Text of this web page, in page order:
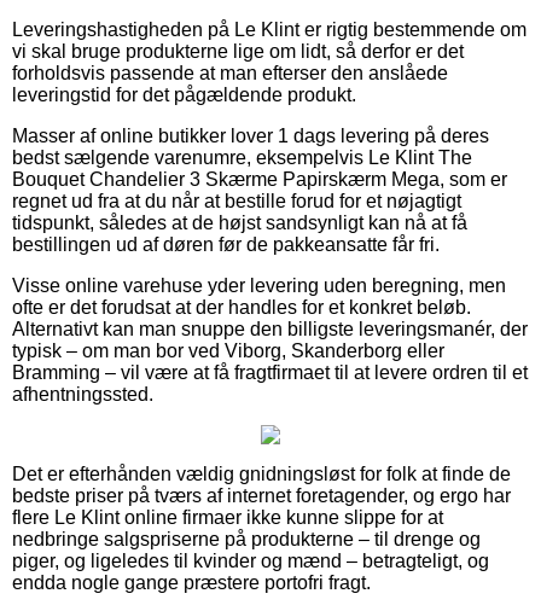
Leveringshastigheden på Le Klint er rigtig bestemmende om
vi skal bruge produkterne lige om lidt, så derfor er det
forholdsvis passende at man efterser den anslåede
leveringstid for det pågældende produkt.
Masser af online butikker lover 1 dags levering på deres
bedst sælgende varenumre, eksempelvis Le Klint The
Bouquet Chandelier 3 Skærme Papirskærm Mega, som er
regnet ud fra at du når at bestille forud for et nøjagtigt
tidspunkt, således at de højst sandsynligt kan nå at få
bestillingen ud af døren før de pakkeansatte får fri.
Visse online varehuse yder levering uden beregning, men
ofte er det forudsat at der handles for et konkret beløb.
Alternativt kan man snuppe den billigste leveringsmanér, der
typisk – om man bor ved Viborg, Skanderborg eller
Bramming – vil være at få fragtfirmaet til at levere ordren til et
afhentningssted.
Det er efterhånden vældig gnidningsløst for folk at finde de
bedste priser på tværs af internet foretagender, og ergo har
flere Le Klint online firmaer ikke kunne slippe for at
nedbringe salgspriserne på produkterne – til drenge og
piger, og ligeledes til kvinder og mænd – betragteligt, og
endda nogle gange præstere portofri fragt.